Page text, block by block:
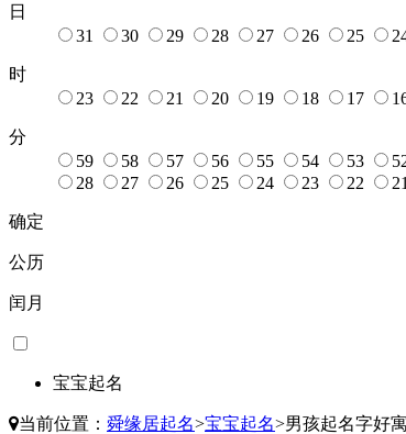
日
31
30 29 28 27 26 25
时
23
22 21 20 19 18 17
分
59
58 57 56 55 54 53
28
27 26 25 24 23 22 21
确定
公历
闰月
宝宝起名
当前位置： 舜缘居起名>宝宝起名>男孩起名字好